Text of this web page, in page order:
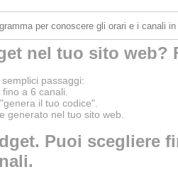
nel tuo sito web?
passaggi:
a 6 canali.
il tuo codice".
generato nel tuo sito web.
Puoi scegliere